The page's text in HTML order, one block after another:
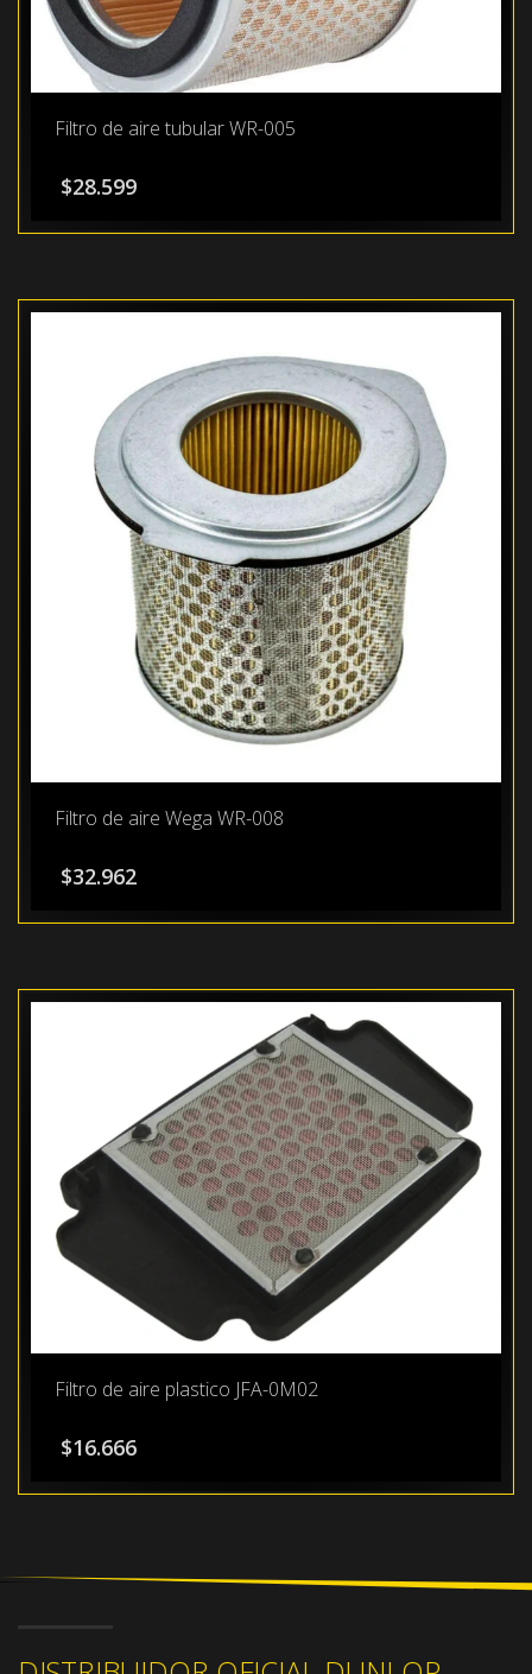
Filtro de aire tubular WR-005
$28.599
Filtro de aire Wega WR-008
$32.962
Filtro de aire plastico JFA-0M02
$16.666